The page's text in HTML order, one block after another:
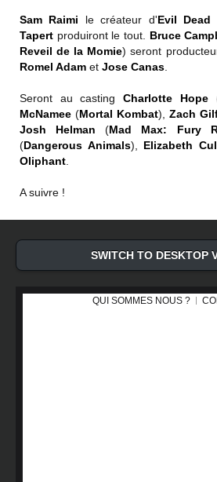
Sam Raimi le créateur d'Evil Dead
Tapert produiront le tout. Bruce
Reveil de la Momie) seront
Romel Adam et Jose Canas.
Seront au castingCharlotte Hope
McNamee (Mortal Kombat), Zach
Josh Helman (Mad Max: Fury
(Dangerous Animals), Elizabeth
Oliphant.
A suivre !
SWITCH TO DESKTOP
QUI SOMMES NOUS ?